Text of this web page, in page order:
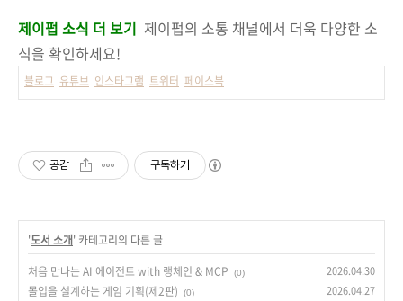
제이펍 소식 더 보기 제이펍의 소통 채널에서 더욱 다양한 소
식을 확인하세요!
블로그 유튜브 인스타그램 트위터 페이스북
공감 구독하기
'도서 소개' 카테고리의 다른 글
처음 만나는 AI 에이전트 with 랭체인 & MCP
(0) 2026.04.30
몰입을 설계하는 게임 기획(제2판) (0) 2026.04.27